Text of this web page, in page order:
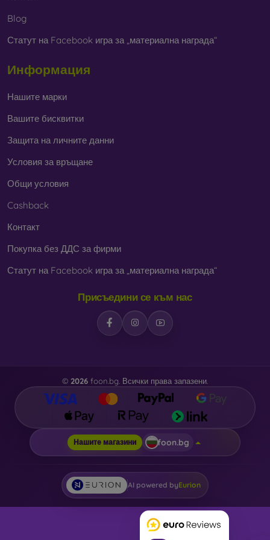
Blog
Статут на Facebook игра за „материална награда“
Информация
Нашите марки
Вашите бисквитки
Защита на личните данни
Условия за връщане
Общи условия
Cashback
Контакт
Покупка без ДДС за фирми
Статут на Facebook игра за „материална награда“
Присъедини се към нас
© 2026 foon.bg. Всички права запазени.
Нашите магазини foon.bg
AI powered byEurion